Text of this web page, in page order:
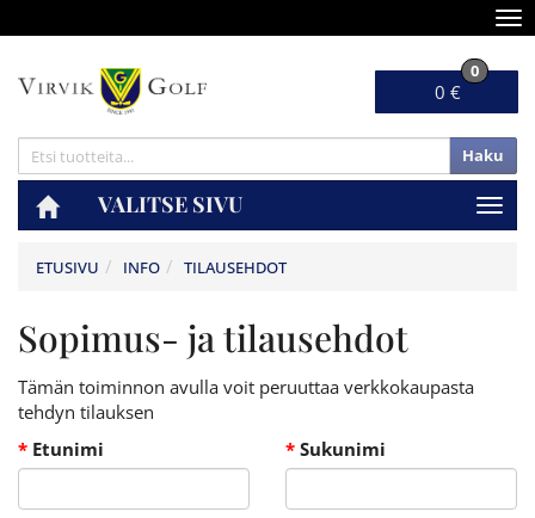
0 €
0
Haku
VALITSE SIVU
ETUSIVU INFO TILAUSEHDOT
Sopimus- ja tilausehdot
Tämän toiminnon avulla voit peruuttaa verkkokaupasta
tehdyn tilauksen
* Etunimi * Sukunimi